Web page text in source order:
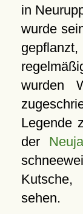
in
wurde
wurden
Legende
der
sehen.